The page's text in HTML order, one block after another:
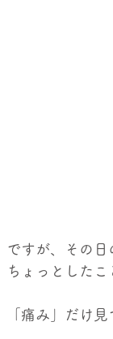
ですが、その
ちょっとした
「痛み」だけ